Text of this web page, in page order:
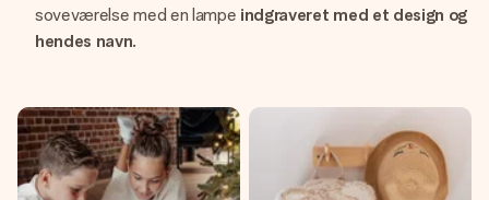
soveværelse med en lampe indgraveret med et design og
hendes navn.